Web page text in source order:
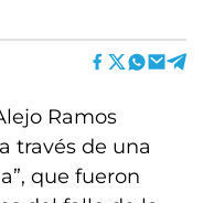
Ramos
través de una
que fueron